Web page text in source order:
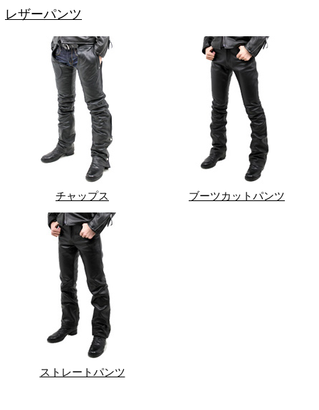
レザーパンツ
チャップス ブーツカットパンツ
ストレートパンツ